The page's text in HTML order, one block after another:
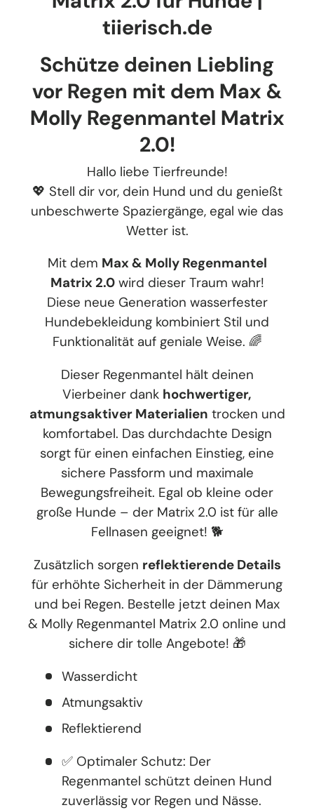
tiierisch.de
Schütze deinen Liebling
vor Regen mit dem Max &
Molly Regenmantel Matrix
2.0!
Hallo liebe Tierfreunde!
💖 Stell dir vor, dein Hund und du genießt
unbeschwerte Spaziergänge, egal wie das
Wetter ist.
Mit dem Max & Molly Regenmantel
Matrix 2.0wird dieser Traum wahr!
Diese neue Generation wasserfester
Hundebekleidung kombiniert Stil und
Funktionalität auf geniale Weise. 🌈
Dieser Regenmantel hält deinen
Vierbeiner dank hochwertiger,
atmungsaktiver Materialien trocken und
komfortabel. Das durchdachte Design
sorgt für einen einfachen Einstieg, eine
sichere Passform und maximale
Bewegungsfreiheit. Egal ob kleine oder
große Hunde – der Matrix 2.0 ist für alle
Fellnasen geeignet! 🐕
Zusätzlich sorgen reflektierende Details
für erhöhte Sicherheit in der Dämmerung
und bei Regen. Bestelle jetzt deinen Max
& Molly Regenmantel Matrix 2.0 online und
sichere dir tolle Angebote! 🎁
Wasserdicht
Atmungsaktiv
Reflektierend
✅ Optimaler Schutz: Der
Regenmantel schützt deinen Hund
zuverlässig vor Regen und Nässe.